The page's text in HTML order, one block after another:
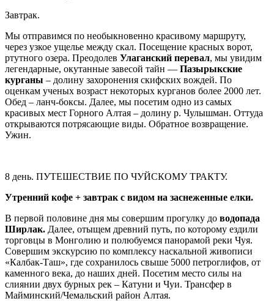
Завтрак.
Мы отправимся по необыкновенно красивому маршруту,
через узкое ущелье между скал. Посещение красных ворот,
ртутного озера. Преодолев Улаганский перевал, мы увидим
легендарные, окутанные завесой тайн — Пазырыкские
курганы – долину захоронения скифских вождей. По
оценкам ученых возраст некоторых курганов более 2000 лет.
Обед – ланч-боксы. Далее, мы посетим одно из самых
красивых мест Горного Алтая – долину р. Чулышман. Оттуда
открываются потрясающие виды. Обратное возвращение.
Ужин.
8 день. ПУТЕШЕСТВИЕ ПО ЧУЙСКОМУ ТРАКТУ.
Утренний кофе + завтрак с видом на заснеженные елки.
В первой половине дня мы совершим прогулку до водопада
Ширлак. Далее, отыщем древний путь, по которому ездили
торговцы в Монголию и полюбуемся панорамой реки Чуя.
Совершим экскурсию по комплексу наскальной живописи
«Калбак-Таш», где сохранилось свыше 5000 петроглифов, от
каменного века, до наших дней. Посетим место силы на
слиянии двух бурных рек – Катуни и Чуи. Трансфер в
Майминский/Чемальский район Алтая.